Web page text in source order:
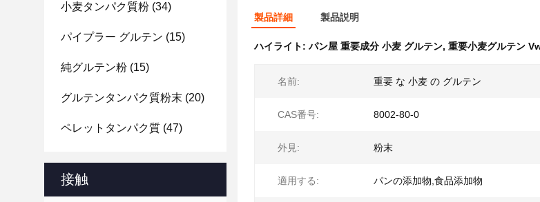
小麦タンパク質粉 (34)
パイプラー グルテン (15)
純グルテン粉 (15)
グルテンタンパク質粉末 (20)
ペレットタンパク質 (47)
接触
製品詳細 製品説明
ハイライト: パン屋 重要成分 小麦 グルテン, 重要小麦グルテン
名前: 重要 な 小麦 の グルテン
CAS番号: 8002-80-0
外見: 粉末
適用する: パンの添加物,食品添加物